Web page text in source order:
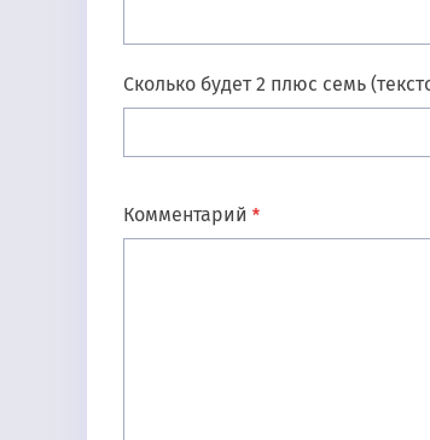
Сколько будет 2 плюс семь
Комментарий *